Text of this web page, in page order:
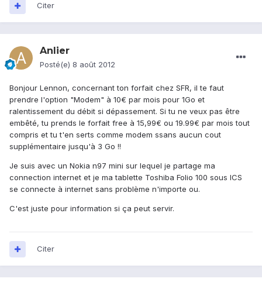
Citer
Anlier
Posté(e) 8 août 2012
Bonjour Lennon, concernant ton forfait chez SFR, il te faut
prendre l'option "Modem" à 10€ par mois pour 1Go et
ralentissement du débit si dépassement. Si tu ne veux pas être
embêté, tu prends le forfait free à 15,99€ ou 19.99€ par mois tout
compris et tu t'en serts comme modem ssans aucun cout
supplémentaire jusqu'à 3 Go !!
Je suis avec un Nokia n97 mini sur lequel je partage ma
connection internet et je ma tablette Toshiba Folio 100 sous ICS
se connecte à internet sans problème n'importe ou.
C'est juste pour information si ça peut servir.
Citer